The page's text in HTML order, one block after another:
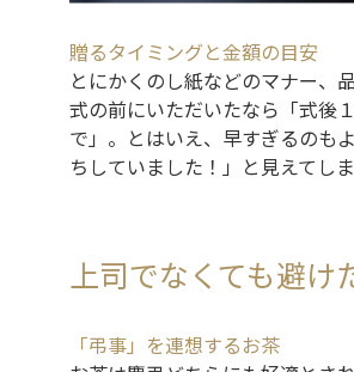
贈るタイミングと金額の目安
とにかくのし紙などのマナー、
式の前にいただいたなら「式後
で」。とはいえ、早すぎるのも
ちしていました！」と見えてしま
上司でなくても避け
「弔事」を連想するお茶